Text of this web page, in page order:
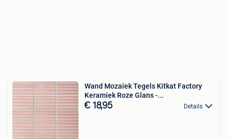
Wand Mozaïek Tegels Kitkat Factory
Keramiek Roze Glans -...
€ 18,95 Details